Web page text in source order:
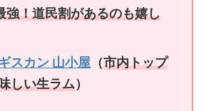
強！道民割があるのも嬉し
スカン 山小屋 （市内トップ
しい生ラム）